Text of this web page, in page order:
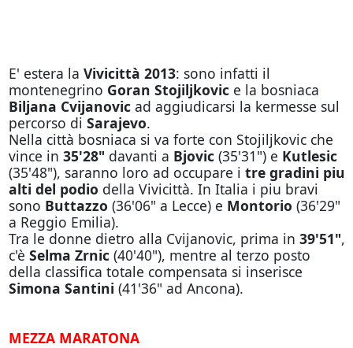
E' estera la Vivicittà 2013: sono infatti il
montenegrino Goran Stojiljkovice la bosniaca
Biljana Cvijanovicad aggiudicarsi la kermesse sul
percorso di Sarajevo.
Nella città bosniaca si va forte con Stojiljkovic che
vince in 35'28" davanti a Bjovic (35'31") e Kutlesic
(35'48"), saranno loro ad occupare i tre gradini piu
alti del podio della Vivicittà. In Italia i piu bravi
sono Buttazzo (36'06" a Lecce) e Montorio (36'29"
a Reggio Emilia).
Tra le donne dietro alla Cvijanovic, prima in 39'51",
c'è Selma Zrnic(40'40"), mentre al terzo posto
della classifica totale compensata si inserisce
Simona Santini (41'36" ad Ancona).
MEZZA MARATONA